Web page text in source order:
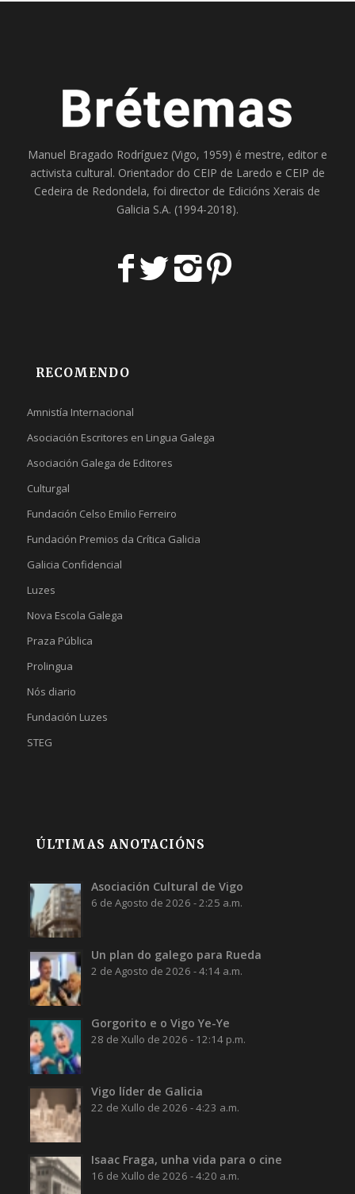
Manuel Bragado Rodríguez (Vigo, 1959) é mestre, editor e
activista cultural. Orientador do CEIP de Laredo e CEIP de
Cedeira de Redondela, foi director de Edicións Xerais de
Galicia S.A. (1994-2018).
RECOMENDO
Amnistía Internacional
Asociación Escritores en Lingua Galega
Asociación Galega de Editores
Culturgal
Fundación Celso Emilio Ferreiro
Fundación Premios da Crítica Galicia
Galicia Confidencial
Luzes
Nova Escola Galega
Praza Pública
Prolingua
Nós diario
Fundación Luzes
STEG
ÚLTIMAS ANOTACIÓNS
Asociación Cultural de Vigo
6 de Agosto de 2026 - 2:25 a.m.
Un plan do galego para Rueda
2 de Agosto de 2026 - 4:14 a.m.
Gorgorito e o Vigo Ye-Ye
28 de Xullo de 2026 - 12:14 p.m.
Vigo líder de Galicia
22 de Xullo de 2026 - 4:23 a.m.
Isaac Fraga, unha vida para o cine
16 de Xullo de 2026 - 4:20 a.m.